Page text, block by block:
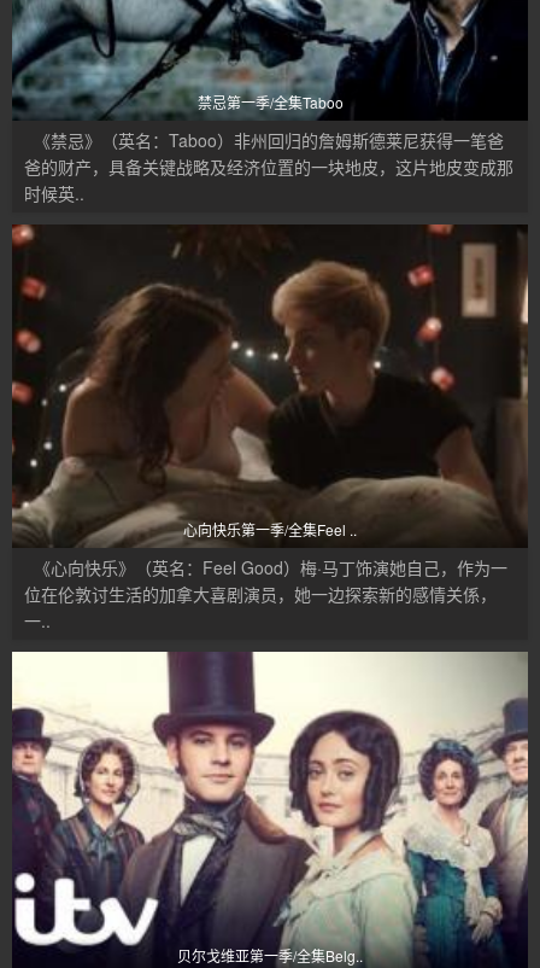
禁忌第一季/全集Taboo
《禁忌》（英名：Taboo）非州回归的詹姆斯德莱尼获得一笔爸
爸的财产，具备关键战略及经济位置的一块地皮，这片地皮变成那
时候英..
心向快乐第一季/全集Feel ..
《心向快乐》（英名：Feel Good）梅·马丁饰演她自己，作为一
位在伦敦讨生活的加拿大喜剧演员，她一边探索新的感情关係，
一..
贝尔戈维亚第一季/全集Belg..